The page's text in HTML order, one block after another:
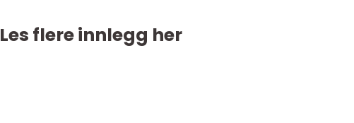
Les flere innlegg her